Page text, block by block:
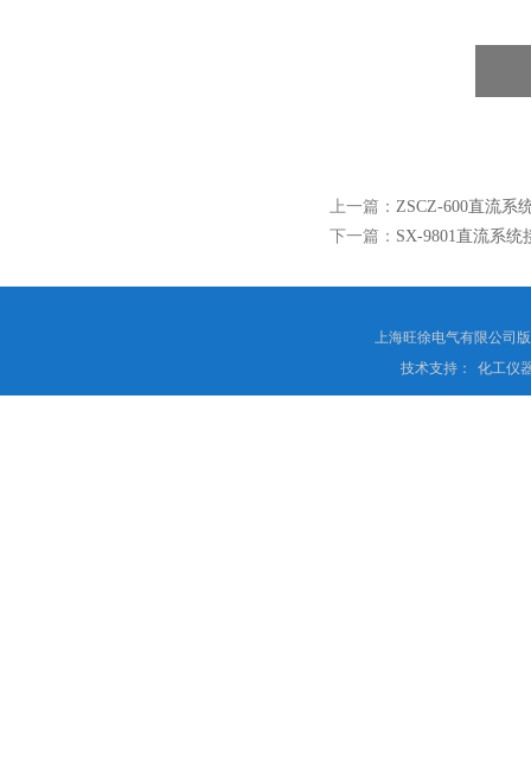
上一篇： ZSCZ-600直流系
下一篇： SX-9801直流系统
上海旺徐电气有限公司
技术支持：
化工仪